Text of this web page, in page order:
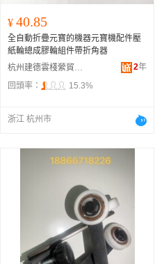
¥ 40.85
全自動折疊元寶的機器元寶機配件壓
紙輪總成膠輪組件帶折角器
杭州建德雲棧縈貿易商行
2年
回頭率：
15.3%
浙江 杭州市